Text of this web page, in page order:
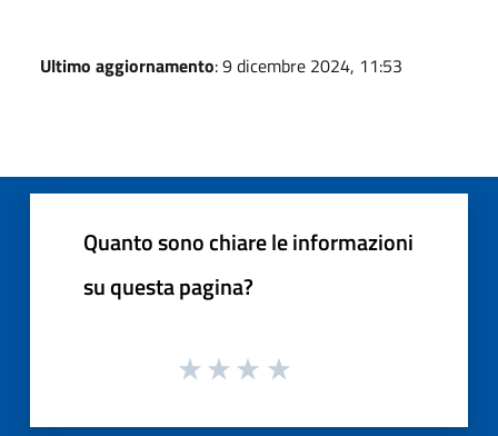
Ultimo aggiornamento: 9 dicembre 2024, 11:53
Quanto sono chiare le informazioni
su questa pagina?